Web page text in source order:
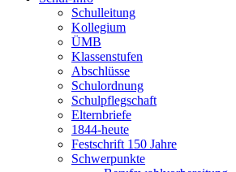
Schulleitung
Kollegium
ÜMB
Klassenstufen
Abschlüsse
Schulordnung
Schulpflegschaft
Elternbriefe
1844-heute
Festschrift 150 Jahre
Schwerpunkte